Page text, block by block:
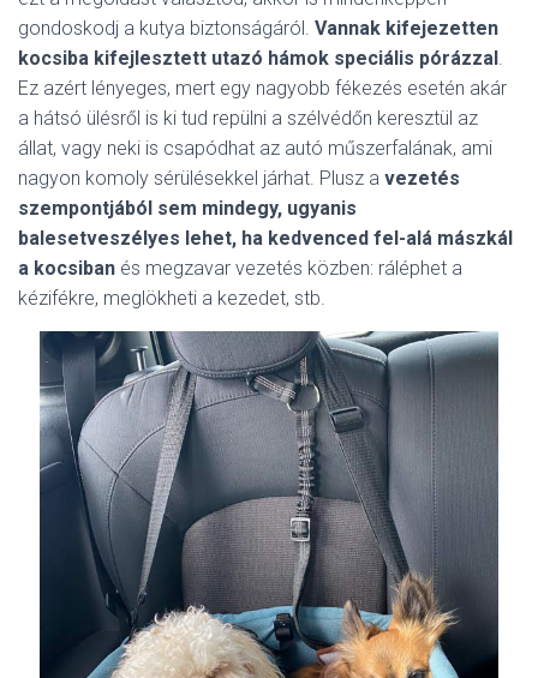
gondoskodj a kutya biztonságáról. Vannak kifejezetten
kocsiba kifejlesztett utazó hámok speciális pórázzal .
Ez azért lényeges, mert egy nagyobb fékezés esetén akár
a hátsó ülésről is ki tud repülni a szélvédőn keresztül az
állat, vagy neki is csapódhat az autó műszerfalának, ami
nagyon komoly sérülésekkel járhat. Plusz a vezetés
szempontjából sem mindegy, ugyanis
balesetveszélyes lehet, ha kedvenced fel-alá mászkál
a kocsiban és megzavar vezetés közben: ráléphet a
kézifékre, meglökheti a kezedet, stb.